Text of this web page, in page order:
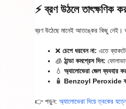
⚡ ব্রণ উঠলে তাৎক্ষণিক
ব্রণ উঠেছে মানেই আতঙ্কের কিছু নেই।
❌ চেপে ধরবেন না: এতে
🧊 ঠান্ডা কমপ্রেস দিন:
💧 অ্যালোভেরা জেল ব্যবহার
🧴 Benzoyl Peroxide
👉 পড়ুন: অ্যালোভেরা দিয়ে ত্বকের